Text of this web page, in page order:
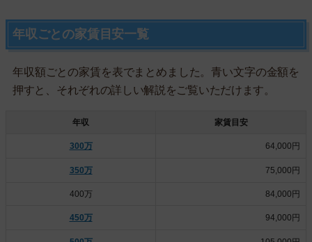
年収ごとの家賃目安一覧
年収額ごとの家賃を表でまとめました。青い文字の金額を
押すと、それぞれの詳しい解説をご覧いただけます。
年収 家賃目安
300万 64,000円
350万 75,000円
400万 84,000円
450万 94,000円